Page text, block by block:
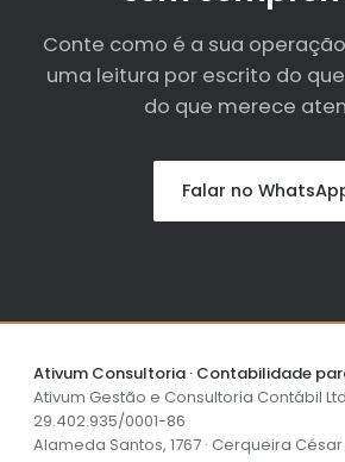
Conte como é a sua
uma leitura por escrito do
do que merece
Falar no
Ativum Consultoria · Contabilidade
Ativum Gestão e Consultoria Contábil
29.402.935/0001-86
Alameda Santos, 1767 · Cerqueira César